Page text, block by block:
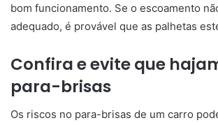
bom funcionamento. Se o escoamento
adequado, é provável que as palhetas
Confira e evite que
para-brisas
Os riscos no para-brisas de um carro